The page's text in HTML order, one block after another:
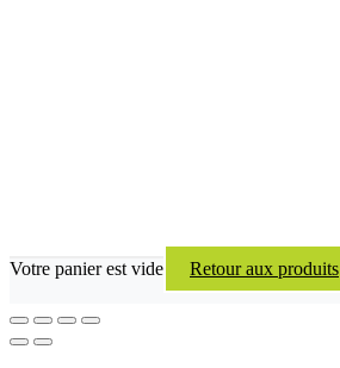
Votre panier est vide Retour aux produits